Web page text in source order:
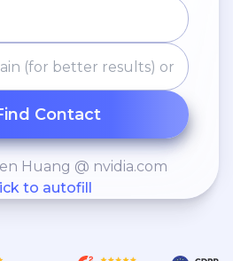
Contact
Huang @ nvidia.com
to autofill